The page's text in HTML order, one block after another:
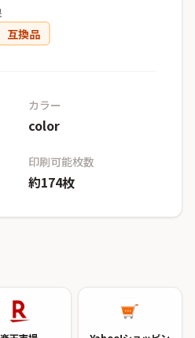
互換品
カラー
color
印刷可能枚数
約174枚